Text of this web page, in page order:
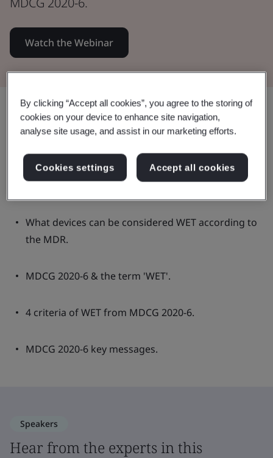
Watch the Webinar
แชร์:
In this webinar:
What devices can be considered WET according to
the MDR.
MDCG 2020-6 & the term 'WET'.
4 criteria of WET from MDCG 2020-6.
MDCG 2020-6 key messages.
Speakers
Hear from the experts in this
By clicking “Accept all cookies”, you agree to the storing of
cookies on your device to enhance site navigation,
analyse site usage, and assist in our marketing efforts.
Cookies settings Accept all cookies